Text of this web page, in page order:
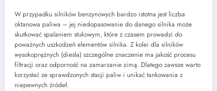
W przypadku silników benzynowych bardzo istotna jest liczba
oktanowa paliwa – jej niedopasowanie do danego silnika może
skutkować spalaniem stukowym, które z czasem prowadzi do
poważnych uszkodzeń elementów silnika. Z kolei dla silników
wysokoprężnych (diesla) szczególne znaczenie ma jakość procesu
filtracji oraz odporność na zamarzanie zimą. Dlatego zawsze warto
korzystać ze sprawdzonych stacji paliw i unikać tankowania z
niepewnych źródeł.